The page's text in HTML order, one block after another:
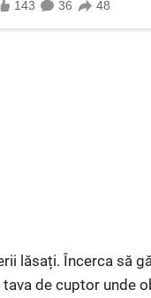
lăsați. Încerca să
de cuptor unde